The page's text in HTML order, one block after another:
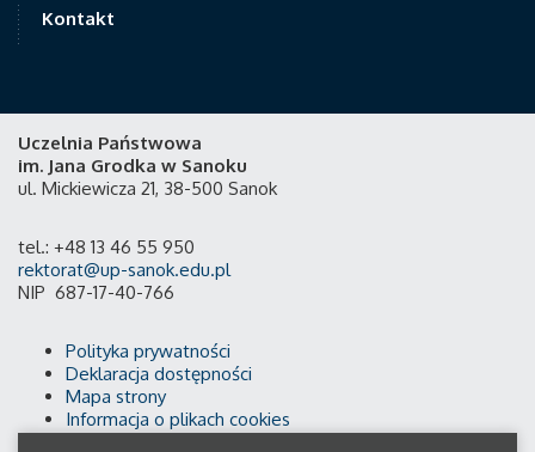
Kontakt
Uczelnia Państwowa
im. Jana Grodka w Sanoku
ul. Mickiewicza 21, 38-500 Sanok
tel.: +48 13 46 55 950
rektorat@up-sanok.edu.pl
NIP 687-17-40-766
Polityka prywatności
Deklaracja dostępności
Mapa strony
Informacja o plikach cookies